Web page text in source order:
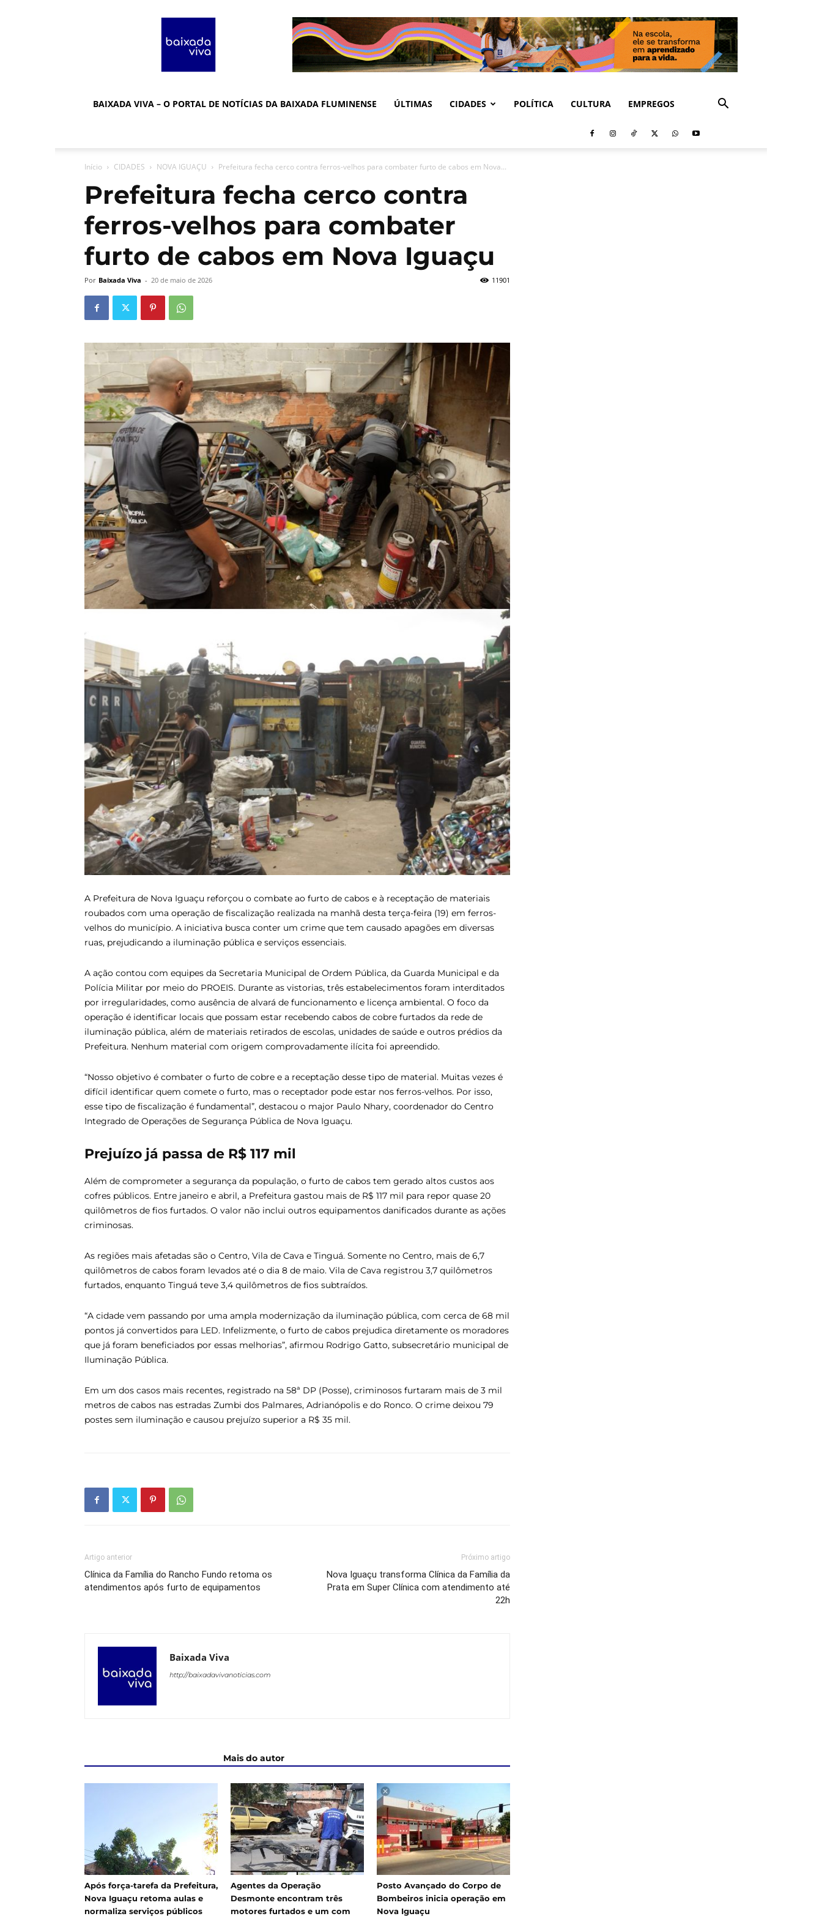
Viva
BAIXADA VIVA – O PORTAL DE NOTÍCIAS DA BAIXADA FLUMINENSE ÚLTIMAS CIDADES POLÍTICA CULTURA EMPREGOS
Início CIDADES NOVA IGUAÇU Prefeitura fecha cerco contra ferros-velhos para combater furto de cabos em Nova...
Prefeitura fecha cerco contra
ferros-velhos para combater
furto de cabos em Nova Iguaçu
Por Baixada Viva - 20 de maio de 2026 11901
A Prefeitura de Nova Iguaçu reforçou o combate ao furto de cabos e à receptação de materiais
roubados com uma operação de fiscalização realizada na manhã desta terça-feira (19) em ferros-
velhos do município. A iniciativa busca conter um crime que tem causado apagões em diversas
ruas, prejudicando a iluminação pública e serviços essenciais.
A ação contou com equipes da Secretaria Municipal de Ordem Pública, da Guarda Municipal e da
Polícia Militar por meio do PROEIS. Durante as vistorias, três estabelecimentos foram interditados
por irregularidades, como ausência de alvará de funcionamento e licença ambiental. O foco da
operação é identificar locais que possam estar recebendo cabos de cobre furtados da rede de
iluminação pública, além de materiais retirados de escolas, unidades de saúde e outros prédios da
Prefeitura. Nenhum material com origem comprovadamente ilícita foi apreendido.
“Nosso objetivo é combater o furto de cobre e a receptação desse tipo de material. Muitas vezes é
difícil identificar quem comete o furto, mas o receptador pode estar nos ferros-velhos. Por isso,
esse tipo de fiscalização é fundamental”, destacou o major Paulo Nhary, coordenador do Centro
Integrado de Operações de Segurança Pública de Nova Iguaçu.
Prejuízo já passa de R$ 117 mil
Além de comprometer a segurança da população, o furto de cabos tem gerado altos custos aos
cofres públicos. Entre janeiro e abril, a Prefeitura gastou mais de R$ 117 mil para repor quase 20
quilômetros de fios furtados. O valor não inclui outros equipamentos danificados durante as ações
criminosas.
As regiões mais afetadas são o Centro, Vila de Cava e Tinguá. Somente no Centro, mais de 6,7
quilômetros de cabos foram levados até o dia 8 de maio. Vila de Cava registrou 3,7 quilômetros
furtados, enquanto Tinguá teve 3,4 quilômetros de fios subtraídos.
“A cidade vem passando por uma ampla modernização da iluminação pública, com cerca de 68 mil
pontos já convertidos para LED. Infelizmente, o furto de cabos prejudica diretamente os moradores
que já foram beneficiados por essas melhorias”, afirmou Rodrigo Gatto, subsecretário municipal de
Iluminação Pública.
Em um dos casos mais recentes, registrado na 58ª DP (Posse), criminosos furtaram mais de 3 mil
metros de cabos nas estradas Zumbi dos Palmares, Adrianópolis e do Ronco. O crime deixou 79
postes sem iluminação e causou prejuízo superior a R$ 35 mil.
Artigo anterior
Clínica da Família do Rancho Fundo retoma os
atendimentos após furto de equipamentos
Próximo artigo
Nova Iguaçu transforma Clínica da Família da
Prata em Super Clínica com atendimento até
22h
Baixada Viva
http://baixadavivanoticias.com
Mais do autor
Após força-tarefa da Prefeitura,
Nova Iguaçu retoma aulas e
normaliza serviços públicos
Agentes da Operação
Desmonte encontram três
motores furtados e um com
Posto Avançado do Corpo de
Bombeiros inicia operação em
Nova Iguaçu